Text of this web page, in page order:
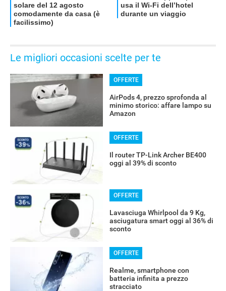
Le migliori occasioni scelte per te
OFFERTE
AirPods 4, prezzo sprofonda al
minimo storico: affare lampo su
Amazon
OFFERTE
Il router TP-Link Archer BE400
oggi al 39% di sconto
OFFERTE
Lavasciuga Whirlpool da 9 Kg,
asciugatura smart oggi al 36% di
sconto
OFFERTE
Realme, smartphone con
batteria infinita a prezzo
stracciato